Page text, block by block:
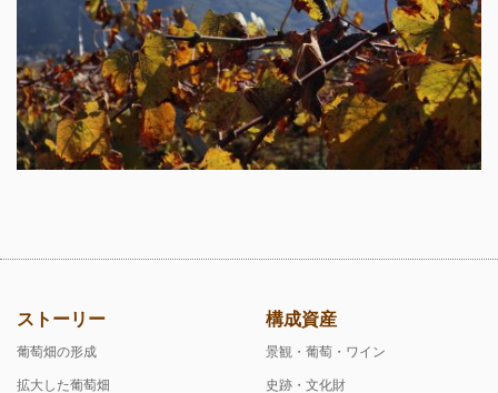
ストーリー
葡萄畑の形成
拡大した葡萄畑
構成資産
景観・葡萄・ワイン
史跡・文化財